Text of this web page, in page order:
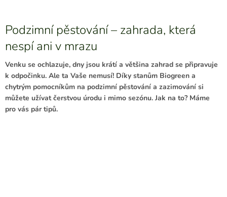
Podzimní pěstování – zahrada, která
nespí ani v mrazu
Venku se ochlazuje, dny jsou krátí a většina zahrad se připravuje
k odpočinku. Ale ta Vaše nemusí! Díky stanům Biogreen a
chytrým pomocníkům na podzimní pěstování a zazimování si
můžete užívat čerstvou úrodu i mimo sezónu. Jak na to? Máme
pro vás pár tipů.